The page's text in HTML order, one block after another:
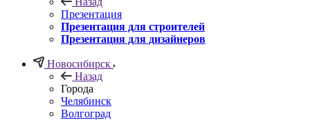
Презентация
Презентация для строителей
Презентация для дизайнеров
Новосибирск
Назад
Города
Челябинск
Волгоград